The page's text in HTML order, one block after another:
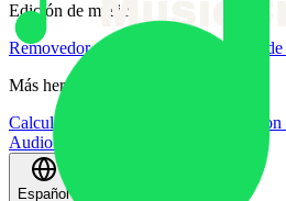
Edición de música
Removedor de Vocales AI
Separador
Más herramientas de música
Calculadora de BPM
Masterización
Audio a MIDI
Español